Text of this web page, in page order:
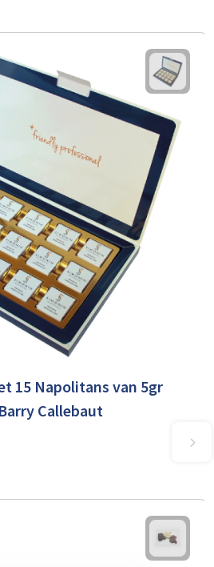
15 Napolitans van 5gr
Callebaut